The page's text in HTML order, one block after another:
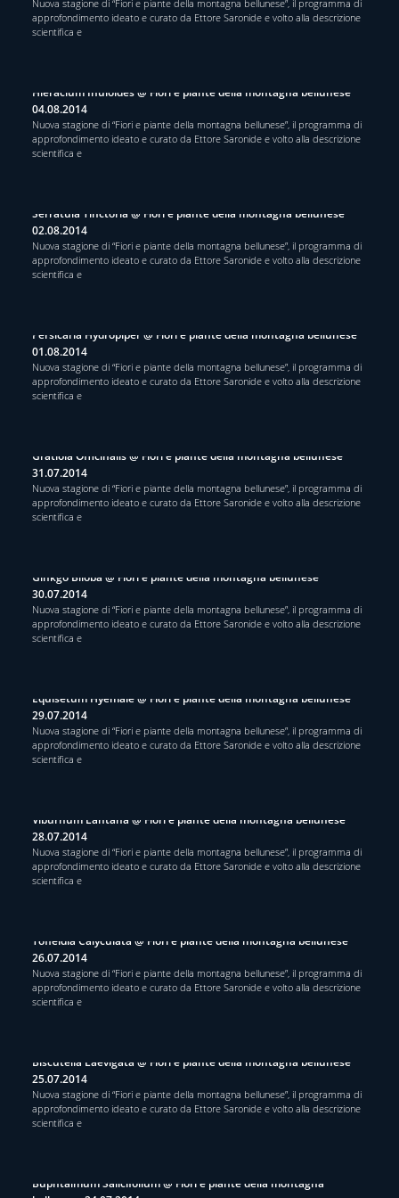
Nuova stagione di “Fiori e piante della montagna bellunese”, il programma di
approfondimento ideato e curato da Ettore Saronide e volto alla descrizione
scientifica e
Hieracium Inuloides @ Fiori e piante della montagna bellunese
04.08.2014
Nuova stagione di “Fiori e piante della montagna bellunese”, il programma di
approfondimento ideato e curato da Ettore Saronide e volto alla descrizione
scientifica e
Serratula Tinctoria @ Fiori e piante della montagna bellunese
02.08.2014
Nuova stagione di “Fiori e piante della montagna bellunese”, il programma di
approfondimento ideato e curato da Ettore Saronide e volto alla descrizione
scientifica e
Persicaria Hydropiper @ Fiori e piante della montagna bellunese
01.08.2014
Nuova stagione di “Fiori e piante della montagna bellunese”, il programma di
approfondimento ideato e curato da Ettore Saronide e volto alla descrizione
scientifica e
Gratiola Officinalis @ Fiori e piante della montagna bellunese
31.07.2014
Nuova stagione di “Fiori e piante della montagna bellunese”, il programma di
approfondimento ideato e curato da Ettore Saronide e volto alla descrizione
scientifica e
Ginkgo Biloba @ Fiori e piante della montagna bellunese
30.07.2014
Nuova stagione di “Fiori e piante della montagna bellunese”, il programma di
approfondimento ideato e curato da Ettore Saronide e volto alla descrizione
scientifica e
Equisetum Hyemale @ Fiori e piante della montagna bellunese
29.07.2014
Nuova stagione di “Fiori e piante della montagna bellunese”, il programma di
approfondimento ideato e curato da Ettore Saronide e volto alla descrizione
scientifica e
Viburnum Lantana @ Fiori e piante della montagna bellunese
28.07.2014
Nuova stagione di “Fiori e piante della montagna bellunese”, il programma di
approfondimento ideato e curato da Ettore Saronide e volto alla descrizione
scientifica e
Tofieldia Calyculata @ Fiori e piante della montagna bellunese
26.07.2014
Nuova stagione di “Fiori e piante della montagna bellunese”, il programma di
approfondimento ideato e curato da Ettore Saronide e volto alla descrizione
scientifica e
Biscutella Laevigata @ Fiori e piante della montagna bellunese
25.07.2014
Nuova stagione di “Fiori e piante della montagna bellunese”, il programma di
approfondimento ideato e curato da Ettore Saronide e volto alla descrizione
scientifica e
Buphtalmum Salicifolium @ Fiori e piante della montagna